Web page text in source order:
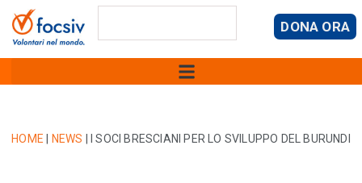
DONA ORA
HOME NEWS I SOCI BRESCIANI PER LO SVILUPPO DEL BURUNDI